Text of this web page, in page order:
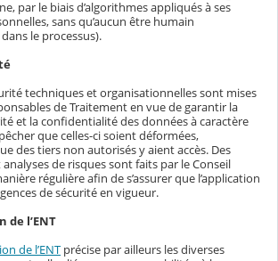
par le biais d’algorithmes appliqués à ses
sans qu’aucun être humain
le processus).
techniques et organisationnelles sont mises
de Traitement en vue de garantir la
et la confidentialité des données à caractère
que celles-ci soient déformées,
des tiers non autorisés y aient accès. Des
de risques sont faits par le Conseil
régulière afin de s’assurer que l’application
de sécurité en vigueur.
de l’ENT
de l’ENT précise par ailleurs les diverses